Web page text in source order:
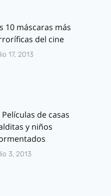
10 máscaras más
del cine
17, 2013
Películas de casas
y niños
3, 2013